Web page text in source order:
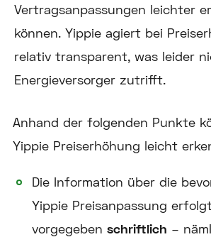
Vertragsanpassungen leichter
können. Yippie agiert bei
relativ transparent, was leider
Energieversorger zutrifft.
Anhand der folgenden Punkte
Yippie Preiserhöhung leicht
Die Information über die
Yippie Preisanpassung
vorgegeben schriftlich –